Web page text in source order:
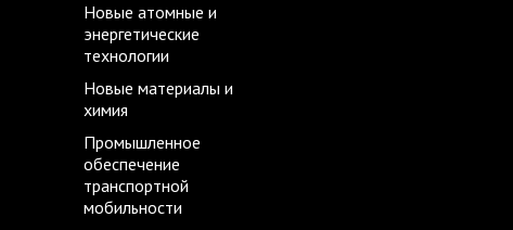
Новые атомные и
энергетические
технологии
Новые материалы и
химия
Промышленное
обеспечение
транспортной
мобильности